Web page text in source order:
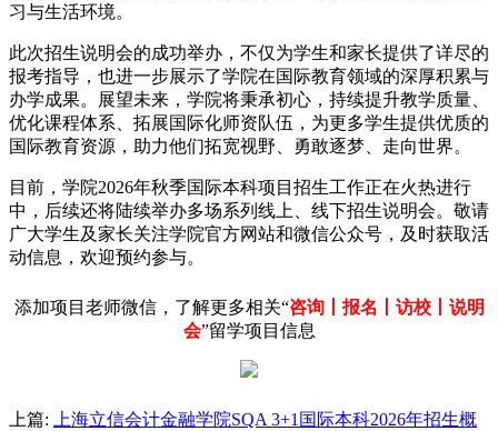
习与生活环境。
此次招生说明会的成功举办，不仅为学生和家长提供了详尽的
报考指导，也进一步展示了学院在国际教育领域的深厚积累与
办学成果。展望未来，学院将秉承初心，持续提升教学质量、
优化课程体系、拓展国际化师资队伍，为更多学生提供优质的
国际教育资源，助力他们拓宽视野、勇敢逐梦、走向世界。
目前，学院2026年秋季国际本科项目招生工作正在火热进行
中，后续还将陆续举办多场系列线上、线下招生说明会。敬请
广大学生及家长关注学院官方网站和微信公众号，及时获取活
动信息，欢迎预约参与。
添加项目老师微信，了解更多相关“咨询丨报名丨访校丨说明
会”留学项目信息
上篇:
上海立信会计金融学院SQA 3+1国际本科2026年招生概